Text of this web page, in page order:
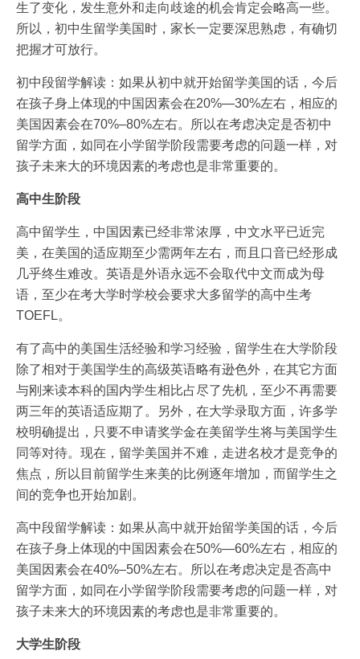
生了变化，发生意外和走向歧途的机会肯定会略高一些。
所以，初中生留学美国时，家长一定要深思熟虑，有确切
把握才可放行。
初中段留学解读：如果从初中就开始留学美国的话，今后
在孩子身上体现的中国因素会在20%—30%左右，相应的
美国因素会在70%–80%左右。所以在考虑决定是否初中
留学方面，如同在小学留学阶段需要考虑的问题一样，对
孩子未来大的环境因素的考虑也是非常重要的。
高中生阶段
高中留学生，中国因素已经非常浓厚，中文水平已近完
美，在美国的适应期至少需两年左右，而且口音已经形成
几乎终生难改。英语是外语永远不会取代中文而成为母
语，至少在考大学时学校会要求大多留学的高中生考
TOEFL。
有了高中的美国生活经验和学习经验，留学生在大学阶段
除了相对于美国学生的高级英语略有逊色外，在其它方面
与刚来读本科的国内学生相比占尽了先机，至少不再需要
两三年的英语适应期了。另外，在大学录取方面，许多学
校明确提出，只要不申请奖学金在美留学生将与美国学生
同等对待。现在，留学美国并不难，走进名校才是竞争的
焦点，所以目前留学生来美的比例逐年增加，而留学生之
间的竞争也开始加剧。
高中段留学解读：如果从高中就开始留学美国的话，今后
在孩子身上体现的中国因素会在50%—60%左右，相应的
美国因素会在40%–50%左右。所以在考虑决定是否高中
留学方面，如同在小学留学阶段需要考虑的问题一样，对
孩子未来大的环境因素的考虑也是非常重要的。
大学生阶段